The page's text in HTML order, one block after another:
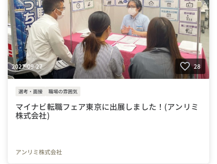
2022-09-27 28
選考・面接 職場の雰囲気
マイナビ転職フェア東京に出展しました！(アンリミ
株式会社)
アンリミ株式会社